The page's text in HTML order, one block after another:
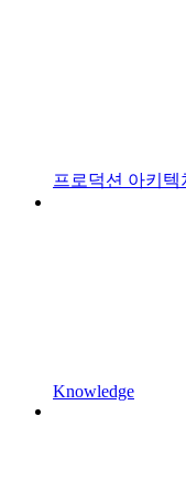
프로덕션 아키텍
Knowledge